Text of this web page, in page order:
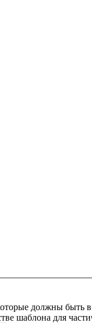
должны быть в
шаблона для